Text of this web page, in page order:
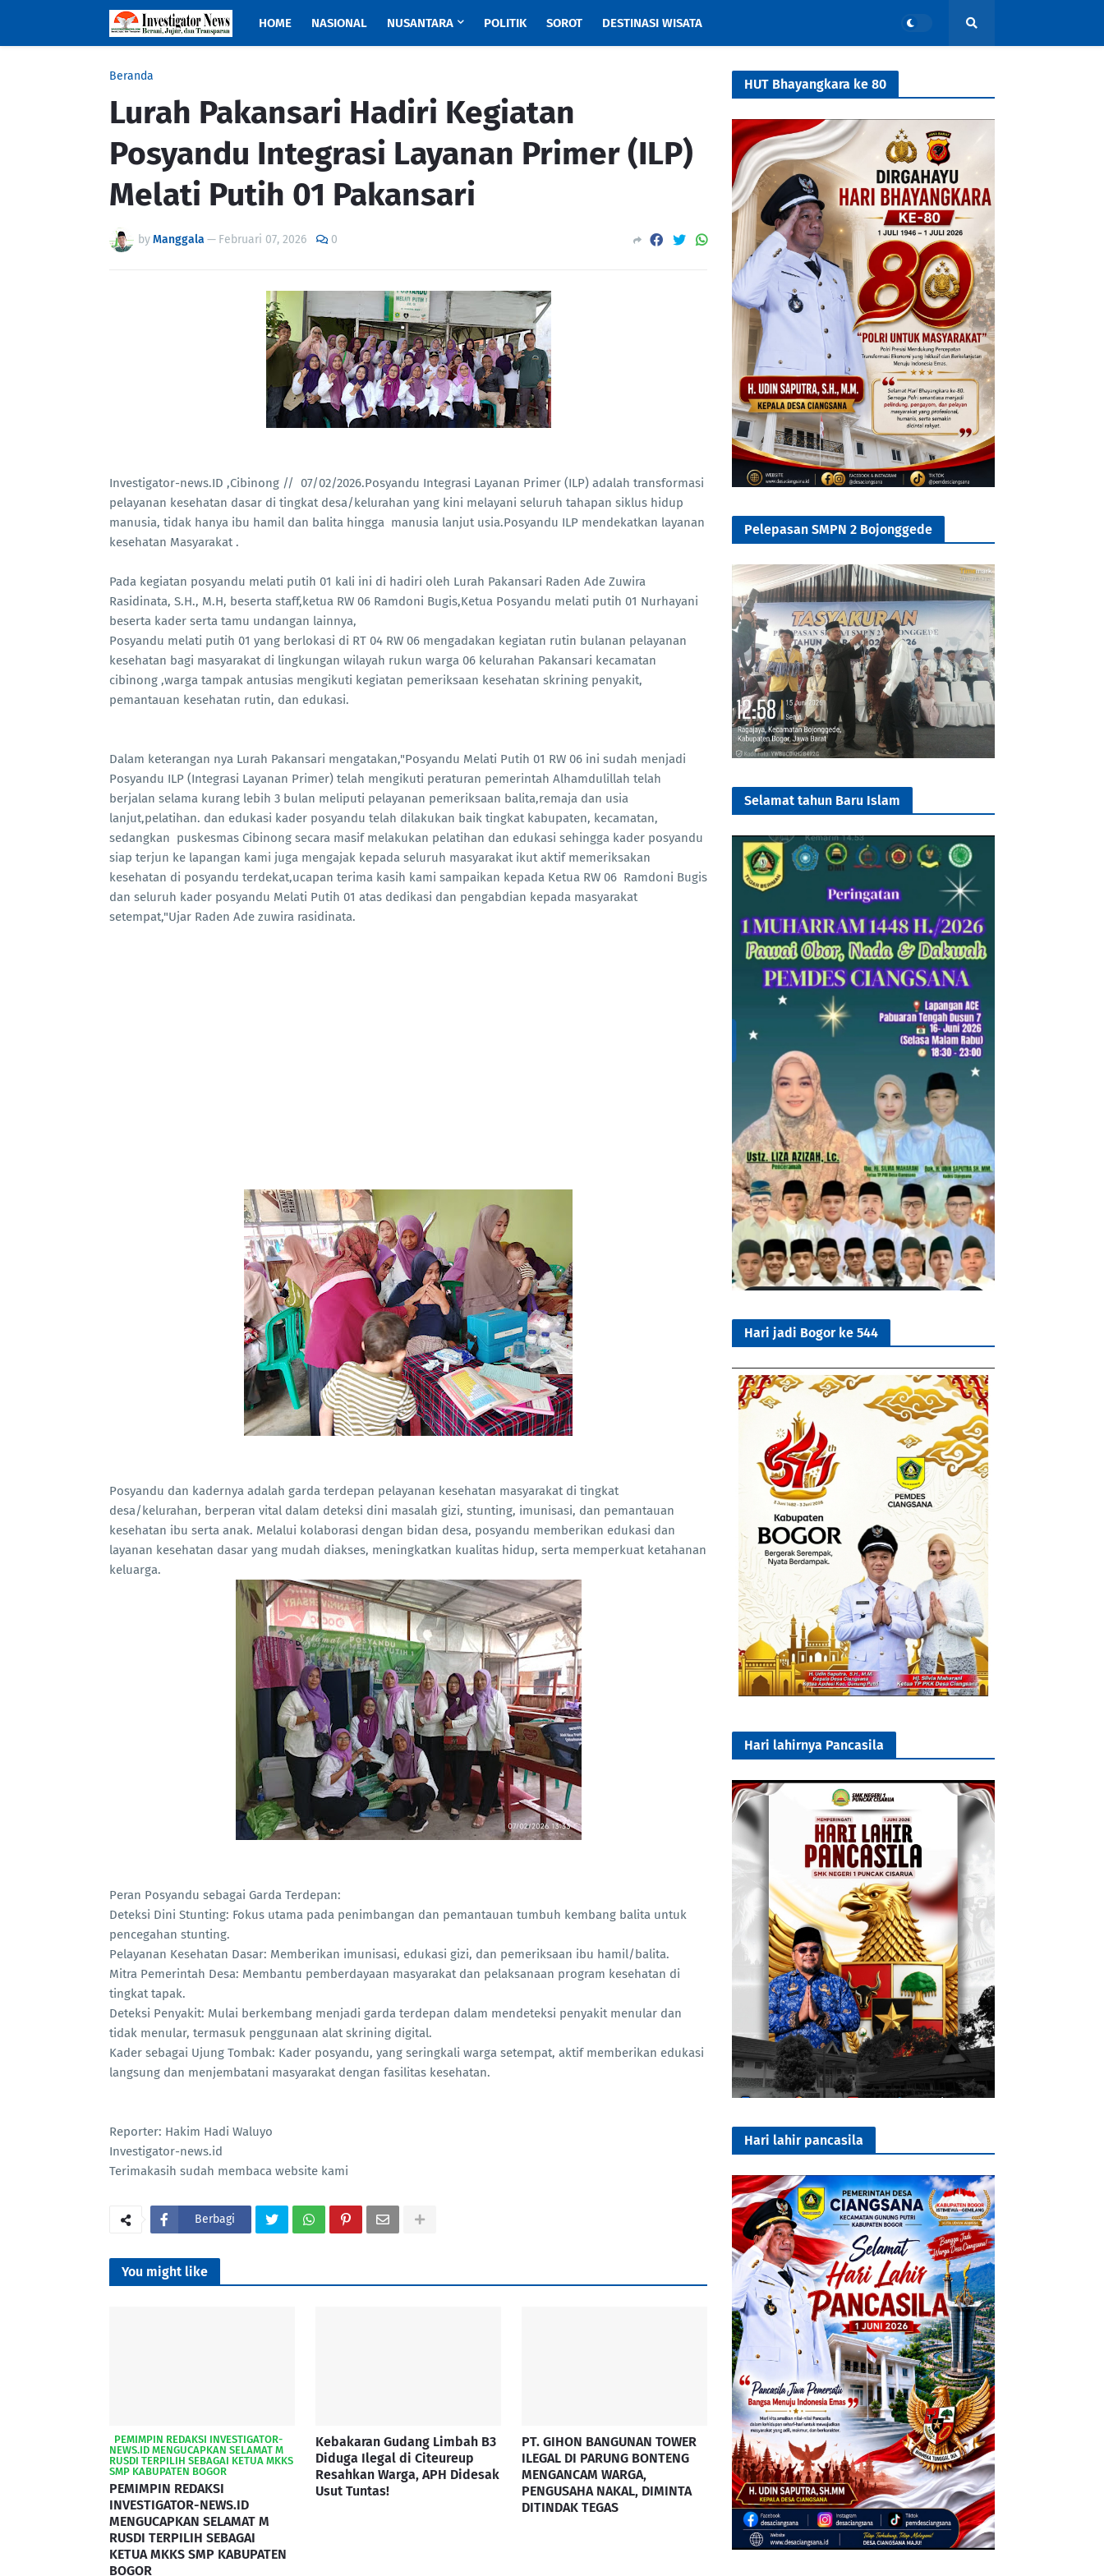
HOME NASIONAL NUSANTARA POLITIK SOROT DESTINASI WISATA
Beranda
Lurah Pakansari Hadiri Kegiatan
Posyandu Integrasi Layanan Primer (ILP)
Melati Putih 01 Pakansari
byManggala — Februari 07, 2026 0
Investigator-news.ID ,Cibinong // 07/02/2026.Posyandu Integrasi Layanan Primer (ILP) adalah transformasi
pelayanan kesehatan dasar di tingkat desa/kelurahan yang kini melayani seluruh tahapan siklus hidup
manusia, tidak hanya ibu hamil dan balita hingga manusia lanjut usia.Posyandu ILP mendekatkan layanan
kesehatan Masyarakat .
Pada kegiatan posyandu melati putih 01 kali ini di hadiri oleh Lurah Pakansari Raden Ade Zuwira
Rasidinata, S.H., M.H, beserta staff,ketua RW 06 Ramdoni Bugis,Ketua Posyandu melati putih 01 Nurhayani
beserta kader serta tamu undangan lainnya,
Posyandu melati putih 01 yang berlokasi di RT 04 RW 06 mengadakan kegiatan rutin bulanan pelayanan
kesehatan bagi masyarakat di lingkungan wilayah rukun warga 06 kelurahan Pakansari kecamatan
cibinong ,warga tampak antusias mengikuti kegiatan pemeriksaan kesehatan skrining penyakit,
pemantauan kesehatan rutin, dan edukasi.
Dalam keterangan nya Lurah Pakansari mengatakan,"Posyandu Melati Putih 01 RW 06 ini sudah menjadi
Posyandu ILP (Integrasi Layanan Primer) telah mengikuti peraturan pemerintah Alhamdulillah telah
berjalan selama kurang lebih 3 bulan meliputi pelayanan pemeriksaan balita,remaja dan usia
lanjut,pelatihan. dan edukasi kader posyandu telah dilakukan baik tingkat kabupaten, kecamatan,
sedangkan puskesmas Cibinong secara masif melakukan pelatihan dan edukasi sehingga kader posyandu
siap terjun ke lapangan kami juga mengajak kepada seluruh masyarakat ikut aktif memeriksakan
kesehatan di posyandu terdekat,ucapan terima kasih kami sampaikan kepada Ketua RW 06 Ramdoni Bugis
dan seluruh kader posyandu Melati Putih 01 atas dedikasi dan pengabdian kepada masyarakat
setempat,"Ujar Raden Ade zuwira rasidinata.
Posyandu dan kadernya adalah garda terdepan pelayanan kesehatan masyarakat di tingkat
desa/kelurahan, berperan vital dalam deteksi dini masalah gizi, stunting, imunisasi, dan pemantauan
kesehatan ibu serta anak. Melalui kolaborasi dengan bidan desa, posyandu memberikan edukasi dan
layanan kesehatan dasar yang mudah diakses, meningkatkan kualitas hidup, serta memperkuat ketahanan
keluarga.
Peran Posyandu sebagai Garda Terdepan:
Deteksi Dini Stunting: Fokus utama pada penimbangan dan pemantauan tumbuh kembang balita untuk
pencegahan stunting.
Pelayanan Kesehatan Dasar: Memberikan imunisasi, edukasi gizi, dan pemeriksaan ibu hamil/balita.
Mitra Pemerintah Desa: Membantu pemberdayaan masyarakat dan pelaksanaan program kesehatan di
tingkat tapak.
Deteksi Penyakit: Mulai berkembang menjadi garda terdepan dalam mendeteksi penyakit menular dan
tidak menular, termasuk penggunaan alat skrining digital.
Kader sebagai Ujung Tombak: Kader posyandu, yang seringkali warga setempat, aktif memberikan edukasi
langsung dan menjembatani masyarakat dengan fasilitas kesehatan.
Reporter: Hakim Hadi Waluyo
Investigator-news.id
Terimakasih sudah membaca website kami
Berbagi
You might like
‎ ‎ ‎PEMIMPIN REDAKSI INVESTIGATOR-
NEWS.ID MENGUCAPKAN SELAMAT M
RUSDI TERPILIH SEBAGAI KETUA MKKS
SMP KABUPATEN BOGOR
PEMIMPIN REDAKSI
INVESTIGATOR-NEWS.ID
MENGUCAPKAN SELAMAT M
RUSDI TERPILIH SEBAGAI
KETUA MKKS SMP KABUPATEN
BOGOR
Kebakaran Gudang Limbah B3
Diduga Ilegal di Citeureup
Resahkan Warga, APH Didesak
Usut Tuntas!
PT. GIHON BANGUNAN TOWER
ILEGAL DI PARUNG BONTENG
MENGANCAM WARGA,
PENGUSAHA NAKAL, DIMINTA
DITINDAK TEGAS
HUT Bhayangkara ke 80
Pelepasan SMPN 2 Bojonggede
Selamat tahun Baru Islam
Hari jadi Bogor ke 544
Hari lahirnya Pancasila
Hari lahir pancasila